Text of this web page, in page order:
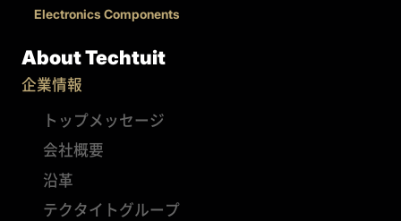
Electronics Components
About Techtuit
企業情報
トップメッセージ
会社概要
沿革
テクタイトグループ